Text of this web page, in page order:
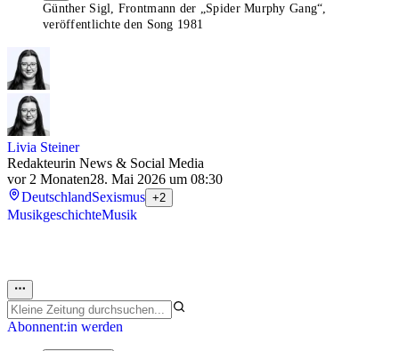
Günther Sigl, Frontmann der „Spider Murphy Gang“,
veröffentlichte den Song 1981
Livia Steiner
Redakteurin News & Social Media
vor 2 Monaten28. Mai 2026 um 08:30
DeutschlandSexismus +2
MusikgeschichteMusik
Abonnent:in werden